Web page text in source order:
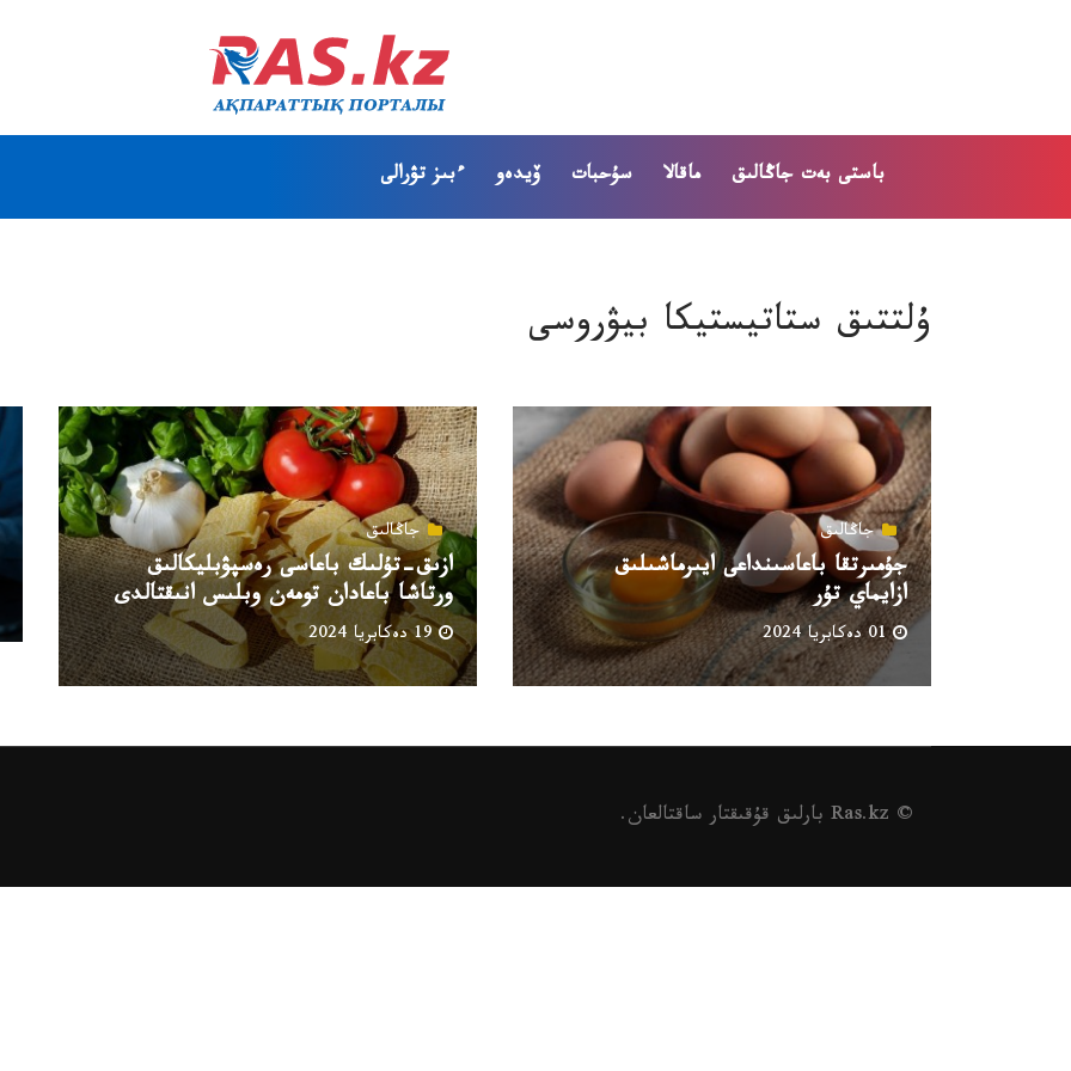
باستى بەت جاڭالىق ماقالا سۇحبات ۆيدەو ءبىز تۋرالى
ۇلتتىق ستاتيستيكا بيۋروسى
جاڭالىق
جۇمىرتقا باعاسىنداعى ايىرماشىلىق
ازايماي تۇر
01 دەكابريا 2024
جاڭالىق
ازىق-تۇلىك باعاسى رەسپۋبليكالىق
ورتاشا باعادان تومەن وبلىس انىقتالدى
19 دەكابريا 2024
© Ras.kz بارلىق قۇقىقتار ساقتالعان.